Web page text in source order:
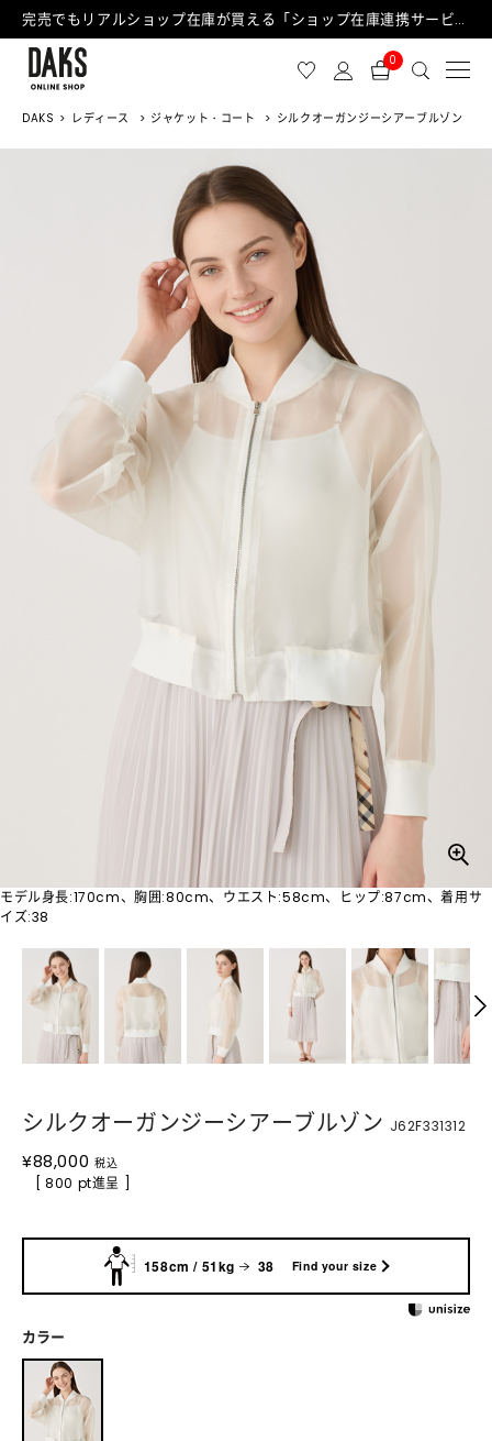
完売でもリアルショップ在庫が買える「ショップ在庫連携サービス」が日中もご利用可能になりました！
0
DAKS レディース ジャケット・コート シルクオーガンジーシアーブルゾン
モデル身長:170cm、胸囲:80cm、ウエスト:58cm、ヒップ:87cm、着用サ
イズ:38
シルクオーガンジーシアーブルゾン J62F331312
¥88,000 税込
[ 800 pt進呈 ]
158cm / 51kg 38 Find your size
カラー